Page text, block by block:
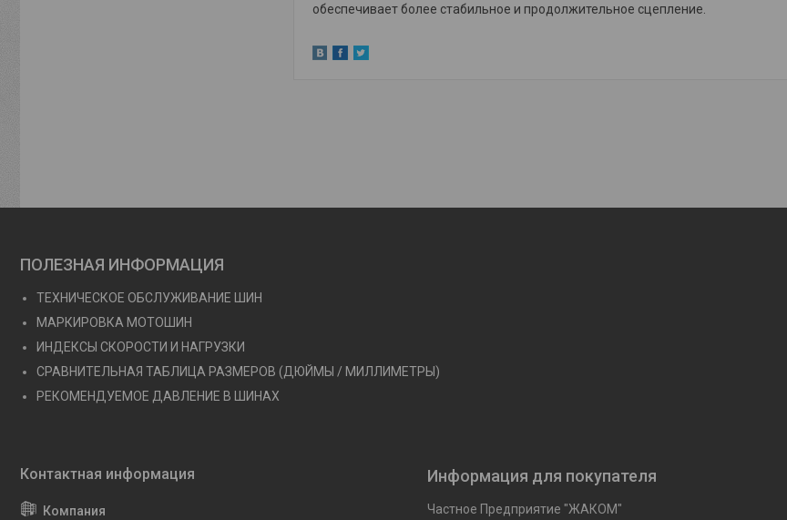
обеспечивает более стабильное и продолжительное сцепление.
ПОЛЕЗНАЯ ИНФОРМАЦИЯ
ТЕХНИЧЕСКОЕ ОБСЛУЖИВАНИЕ ШИН
МАРКИРОВКА МОТОШИН
ИНДЕКСЫ СКОРОСТИ И НАГРУЗКИ
СРАВНИТЕЛЬНАЯ ТАБЛИЦА РАЗМЕРОВ (ДЮЙМЫ / МИЛЛИМЕТРЫ)
РЕКОМЕНДУЕМОЕ ДАВЛЕНИЕ В ШИНАХ
Информация для покупателя
Частное Предприятие "ЖАКОМ"